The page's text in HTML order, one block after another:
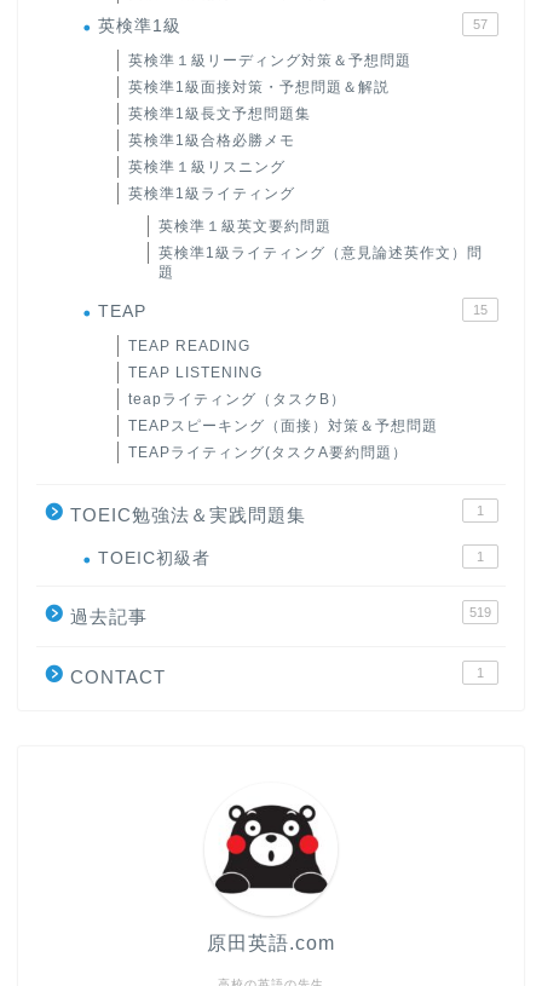
英検準1級 57
英検準１級リーディング対策＆予想問題
英検準1級面接対策・予想問題＆解説
英検準1級長文予想問題集
英検準1級合格必勝メモ
英検準１級リスニング
英検準1級ライティング
英検準１級英文要約問題
英検準1級ライティング（意見論述英作文）問
題
TEAP 15
TEAP READING
TEAP LISTENING
teapライティング（タスクB）
TEAPスピーキング（面接）対策＆予想問題
TEAPライティング(タスクA要約問題）
TOEIC勉強法＆実践問題集 1
TOEIC初級者 1
過去記事 519
CONTACT 1
原田英語.com
大学入試英語対策講座
英語名言・格言・カッコい
い英語＆素敵な英文フレー